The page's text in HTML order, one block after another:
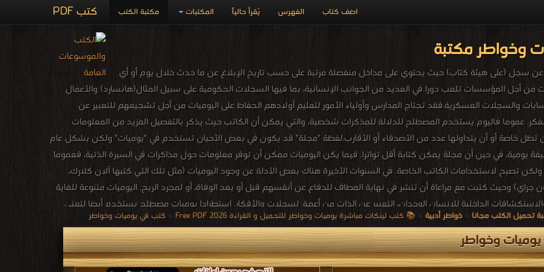
كتب PDF مكتبة الكتب المكتبات يُقرأ حالياً الفهرس اضف كتاب
وخواطر مكتبة
عن سجل (على هيئة كتاب) حيث يحتوي على مداخل منفصلة مرتبة على حسب تاريخ الإبلاغ عن ما حدث خلال يوم أو أي
من أجل المؤسسات تلعب دورا في العديد من الجوانب الإنسانية، بما فيها السجلات الحكومية على سبيل المثال(هانسارد) والأعمال
والسجلات العسكرية.فقد تحتاج المدارس وأولياء الأمور لتعليم أولادهم الحفاظ على اليوميات من أجل تشجيعهم للتعبير عن
عموما فاليوم يستخدم المصطلح للدلالة للمذكرات شخصية، والتي يمكن أن الكاتب حيث يذكر بالتفصيل المزيد من المعلومات
تظل خاصة أو أن يتداولها عدد من الأصدقاء أو الأقارب.لفظة "مجلة" قد يكون في بعض الأحيان تستخدم في "يوميات" ولكن بشكل عام
يومية، في حين أن مجلة يمكن كتابة أقل تواترا. فيما يكن اليوميات ممكن أن توفر معلومات حول مذاكرات في السيرة الذتية، فعموما
تصبح لاستخدامات الكاتب الخاصة. في السنوات الأخيرة هناك بعض الأدلة عن وجود اليوميات (مثل تلك التي كتبها آلان كلارك،
وحيث كتبت مع مراعاة أن تنشر في نهاية المطاف للدفاع عن أنفسهم قبل أو بعد الوفاة، أو لمجرد الربح. اليوميات متنوعة للغاية
الداخلية للإنسان الوجدان، التعبير عن الذات من أعمق لسجلات والأفكار. استطرادا يوميات مصطلح يستخدم أيضا لتعني
من حيث الأشكال الإلكترونية بما في مجلة (مثل بلوق).
تحميل الكتب مجانا >خواطر أدبية > 📚 كتب لينكات مباشرة يوميات وخواطر للتحميل و القراءة 2026 Free PDF > كتب في يوميات وخواطر
وخواطر